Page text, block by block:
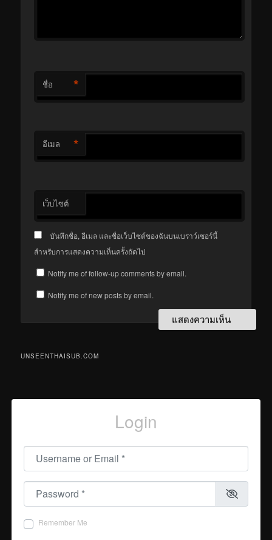
ชื่อ *
อีเมล *
เว็บไซต์
บันทึกชื่อ, อีเมล และชื่อเว็บไซต์ของฉันบนเบราว์เซอร์นี้
สำหรับการแสดงความเห็นครั้งถัดไป
Notify me of follow-up comments by email.
Notify me of new posts by email.
UNSEENTHAISUB.COM
Login
Username or Email
Password
Remember Me